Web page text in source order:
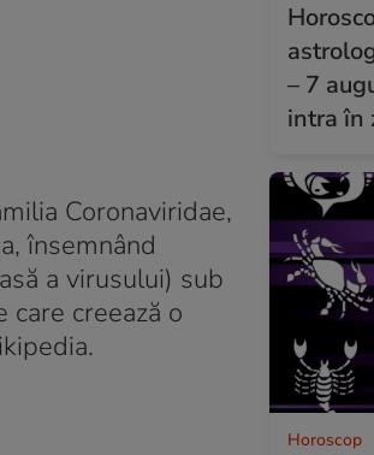
Coronaviridae,
însemnând
a virusului) sub
creează o
– 7
intra în
Horoscop